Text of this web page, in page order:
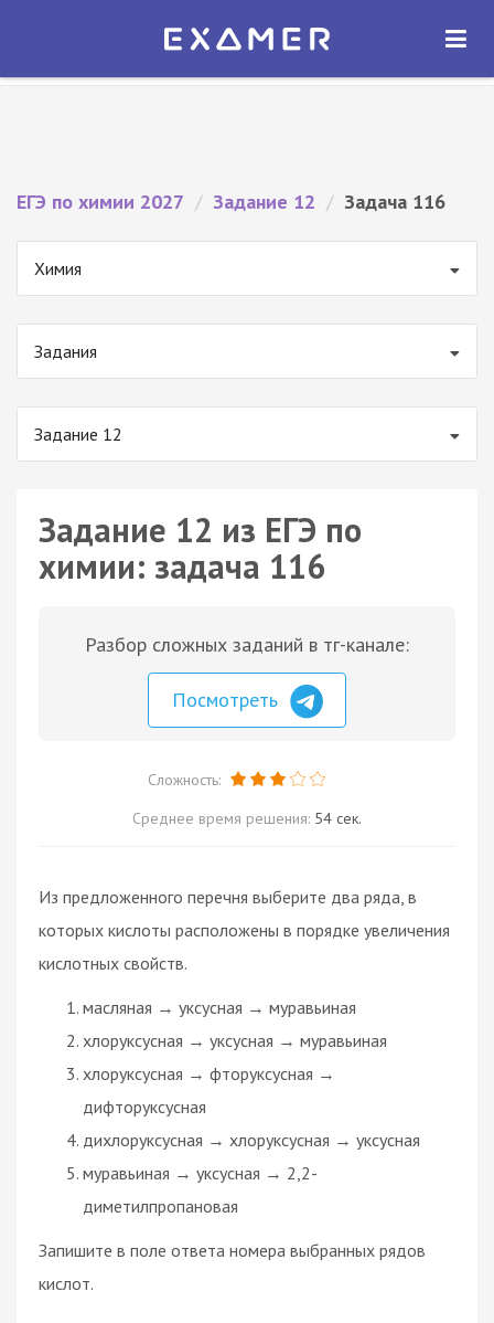
Экзамер — ЕГЭ 2027
ОТКРЫТЬ
ЕГЭ по химии 2027 / Задание 12 / Задача 116
Химия
Задания
Задание 12
Задание 12 из ЕГЭ по
химии: задача 116
Разбор сложных заданий в тг-канале:
Посмотреть
Сложность:
Среднее время решения: 54 сек.
Из предложенного перечня выберите два ряда, в
которых кислоты расположены в порядке увеличения
кислотных свойств.
масляная → уксусная → муравьиная
хлоруксусная → уксусная → муравьиная
хлоруксусная → фторуксусная →
дифторуксусная
дихлоруксусная → хлоруксусная → уксусная
муравьиная → уксусная → 2,2-
диметилпропановая
Запишите в поле ответа номера выбранных рядов
кислот.